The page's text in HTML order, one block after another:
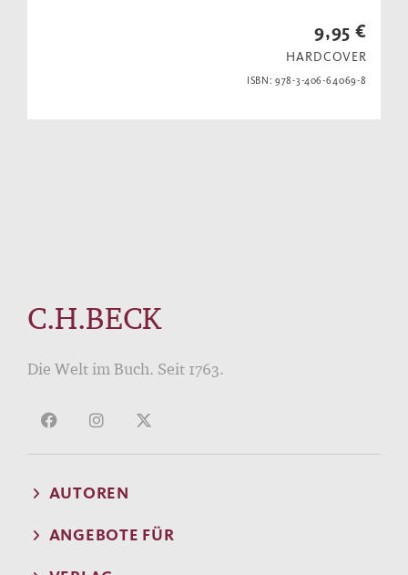
9,95 €
HARDCOVER
ISBN: 978-3-406-64069-8
C.H.BECK
Die Welt im Buch. Seit 1763.
AUTOREN
ANGEBOTE FÜR